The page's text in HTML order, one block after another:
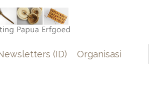
(ID) Organisasi